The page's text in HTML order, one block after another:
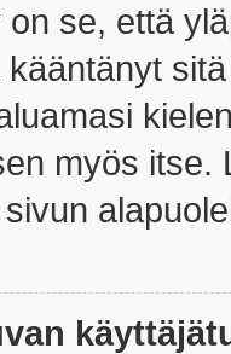
se, että
myös itse.